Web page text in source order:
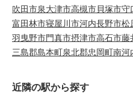
吹田市泉大津市高槻市貝塚市守
富田林市寝屋川市河内長野市松
羽曳野市門真市摂津市高石市藤
三島郡島本町泉北郡忠岡町南河
近隣の駅から探す